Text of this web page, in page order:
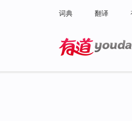
词典 翻译